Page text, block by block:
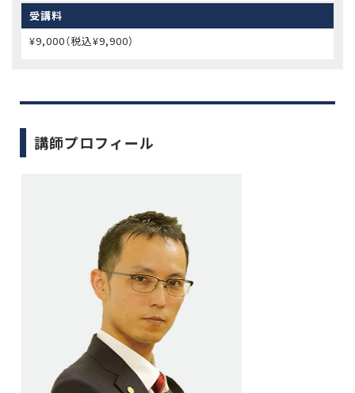
受講料
¥9,000（税込¥9,900）
講師プロフィール